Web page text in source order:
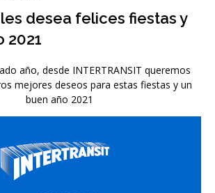
desea felices fiestas y
2021
año, desde INTERTRANSIT queremos
mejores deseos para estas fiestas y un
buen año 2021